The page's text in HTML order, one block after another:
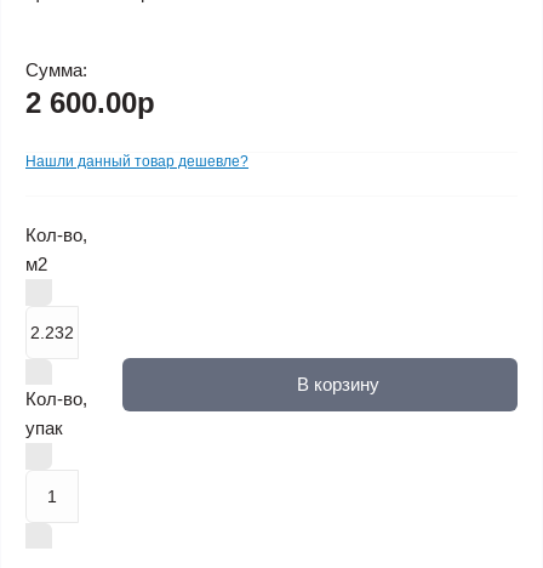
Сумма:
2 600.00р
Нашли данный товар дешевле?
Кол-во,
м2
Кол-во,
упак
В корзину